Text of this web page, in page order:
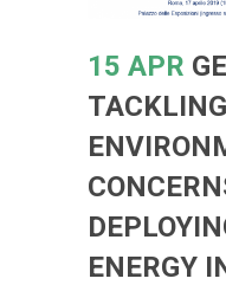
15 APR
ENERGY